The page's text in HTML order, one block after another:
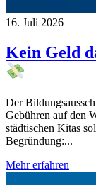
16. Juli 2026
Kein Geld
Der
Gebühren auf den
städtischen Kitas
Begründung:...
Mehr erfahren